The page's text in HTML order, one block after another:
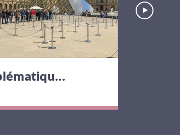
Les emblématiques Louvre et Versailles